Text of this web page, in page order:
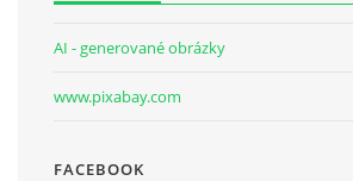
AI - generované obrázky
www.pixabay.com
FACEBOOK